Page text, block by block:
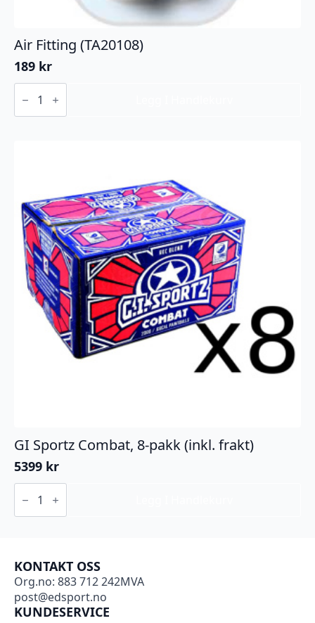
Air Fitting (TA20108)
189 kr
Air
Fitting
antall
GI Sportz Combat, 8-pakk (inkl. frakt)
5399 kr
GI
Sportz
8-
antall
KONTAKT OSS
Org.no: 883 712 242MVA
post@edsport.no
KUNDESERVICE